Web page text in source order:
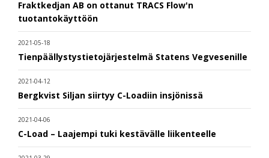
Fraktkedjan AB on ottanut TRACS Flow'n
tuotantokäyttöön
2021-05-18
Tienpäällystystietojärjestelmä Statens Vegvesenille
2021-04-12
Bergkvist Siljan siirtyy C-Loadiin insjönissä
2021-04-06
C-Load – Laajempi tuki kestävälle liikenteelle